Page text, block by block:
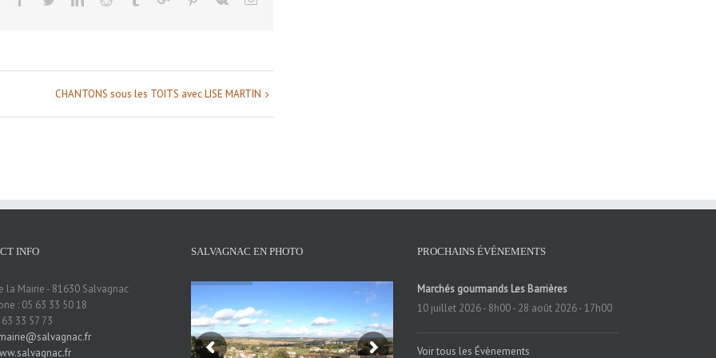
CHANTONS sous les TOITS avec LISE MARTIN
INFO
la Mairie - 81630 Salvagnac
: 05 63 33 50 18
33 57 73
SALVAGNAC EN PHOTO PROCHAINS ÉVÉNEMENTS
Marchés gourmands Les Barrières
10 juillet 2026 - 8h00- 28 août 2026 - 17h00
Voir tous les Évènements